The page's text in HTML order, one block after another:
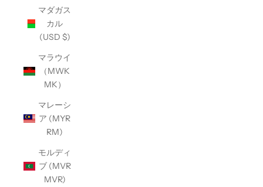
マダガス
カル
(USD $)
マラウイ
（MWK
MK）
マレーシ
ア (MYR
RM)
モルディ
ブ (MVR
MVR)